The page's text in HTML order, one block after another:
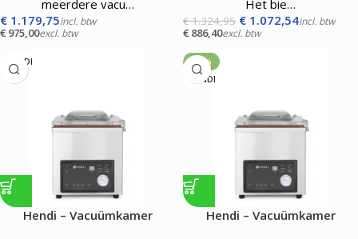
meerdere vacu…
€ 1.179,75incl. btw
€ 975,00excl. btw
Het bie…
€1.324,95 € 1.072,54incl. btw
€ 886,40excl. btw
HENDI
Hendi – Vacuümkamer
-19%
HENDI
Hendi – Vacuümkamer